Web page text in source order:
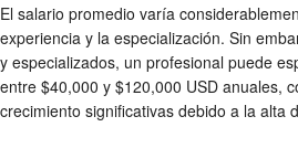
El salario promedio varía
experiencia y la especialización. Sin
y especializados, un profesional puede
entre $40,000 y $120,000 USD anuales,
crecimiento significativas debido a la alta